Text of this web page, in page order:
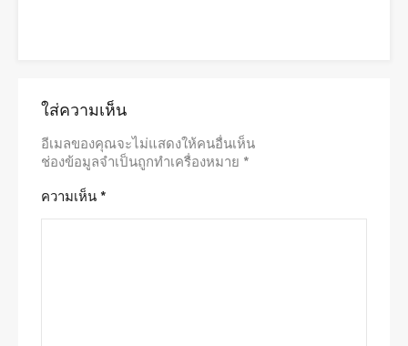
ใส่ความเห็น
อีเมลของคุณจะไม่แสดงให้คนอื่นเห็น
ช่องข้อมูลจำเป็นถูกทำเครื่องหมาย *
ความเห็น *